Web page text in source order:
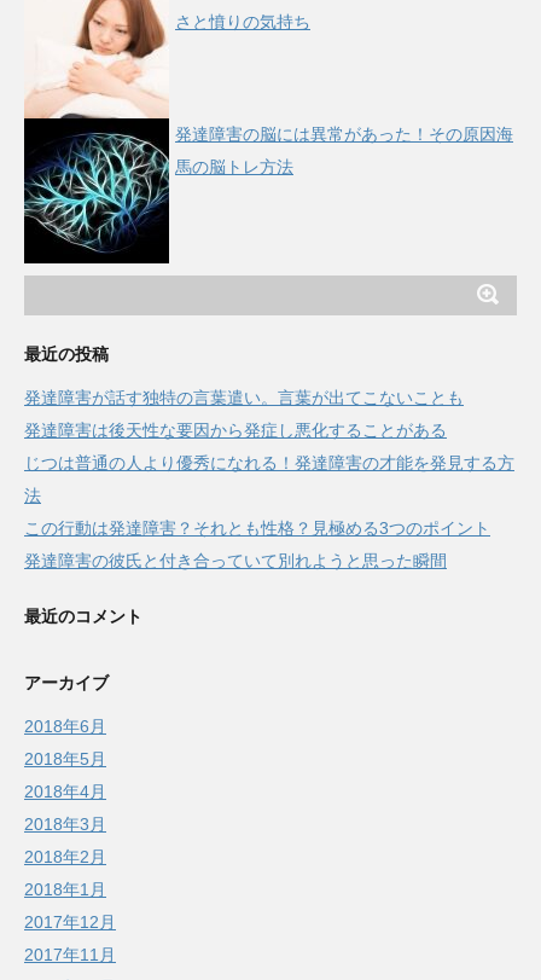
さと憤りの気持ち
発達障害の脳には異常があった！その原因海
馬の脳トレ方法
最近の投稿
発達障害が話す独特の言葉遣い。言葉が出てこないことも
発達障害は後天性な要因から発症し悪化することがある
じつは普通の人より優秀になれる！発達障害の才能を発見する方
法
この行動は発達障害？それとも性格？見極める3つのポイント
発達障害の彼氏と付き合っていて別れようと思った瞬間
最近のコメント
アーカイブ
2018年6月
2018年5月
2018年4月
2018年3月
2018年2月
2018年1月
2017年12月
2017年11月